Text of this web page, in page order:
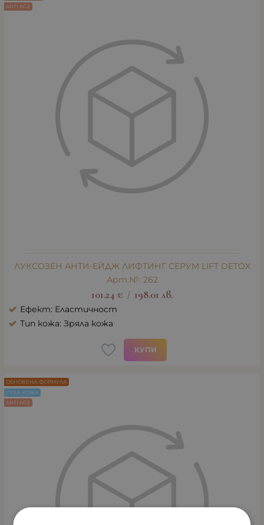
ЛУКСОЗЕН АНТИ-ЕЙДЖ ЛИФТИНГ СЕРУМ LIFT DETOX
Арт.№: 262
101.24 € / 198.01 лв.
Ефект: Еластичност
Тип кожа: Зряла кожа
КУПИ
ANTI AGE
ОБНОВЕНА ФОРМУЛА
СУХА КОЖА
ANTI AGE